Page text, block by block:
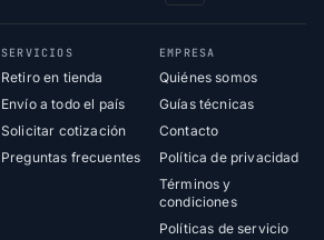
SERVICIOS
Retiro en tienda
Envío a todo el país
Solicitar cotización
Preguntas frecuentes
EMPRESA
Quiénes somos
Guías técnicas
Contacto
Política de privacidad
Términos y
condiciones
Políticas de servicio